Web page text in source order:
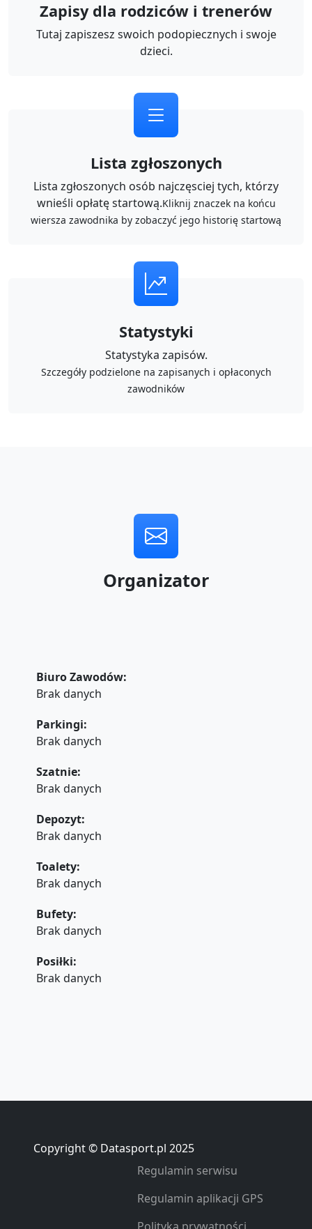
Zapisy dla rodziców i trenerów
Tutaj zapiszesz swoich podopiecznych i swoje
dzieci.
Lista zgłoszonych
Lista zgłoszonych osób najczęsciej tych, którzy
wnieśli opłatę startową.Kliknij znaczek na końcu
wiersza zawodnika by zobaczyć jego historię startową
Statystyki
Statystyka zapisów.
Szczegóły podzielone na zapisanych i opłaconych
zawodników
Organizator
Biuro Zawodów:
Brak danych
Parkingi:
Brak danych
Szatnie:
Brak danych
Depozyt:
Brak danych
Toalety:
Brak danych
Bufety:
Brak danych
Posiłki:
Brak danych
Copyright © Datasport.pl 2025
Regulamin serwisu
Regulamin aplikacji GPS